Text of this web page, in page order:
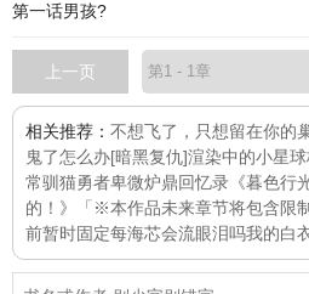
第一话男孩?
上一页
相关推荐： 不想飞了，只想留在你的
鬼了怎么办[暗黑复仇]渲染中的小星球
常驯猫勇者卑微炉鼎回忆录 《暮色行
的！》「※本作品未来章节将包含限
前暂时固定每海芯会流眼泪吗我的白